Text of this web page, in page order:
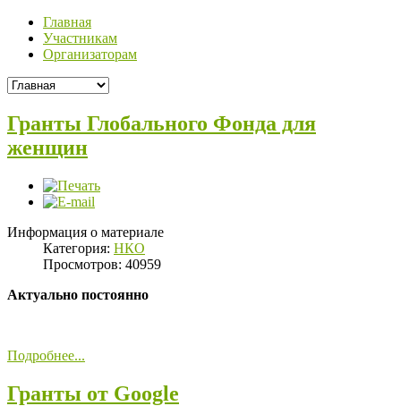
Главная
Участникам
Организаторам
Гранты Глобального Фонда для
женщин
Информация о материале
Категория: НКО
Просмотров: 40959
Актуально постоянно
Подробнее...
Гранты от Google